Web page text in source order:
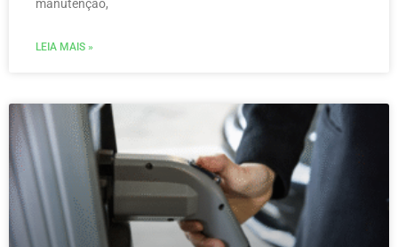
manutenção,
LEIA MAIS »